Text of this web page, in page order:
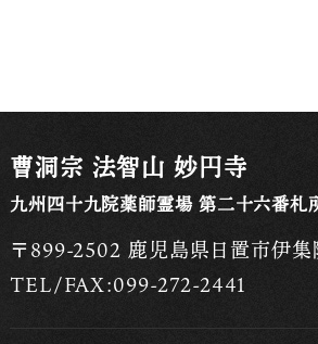
曹洞宗 法智山 妙円寺
九州四十九院薬師霊場 第二十六番札
〒899-2502 鹿児島県日置市伊集
TEL/FAX:099-272-2441